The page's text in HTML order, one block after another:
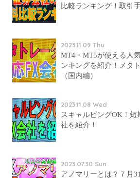
比較ランキング！取引
2023.11.09 Thu
MT4・MT5が使える人
ンキングを紹介！メタ
（国内編）
2023.11.08 Wed
スキャルピングOK！短
社を紹介！
2023.07.30 Sun
アノマリーとは？７月